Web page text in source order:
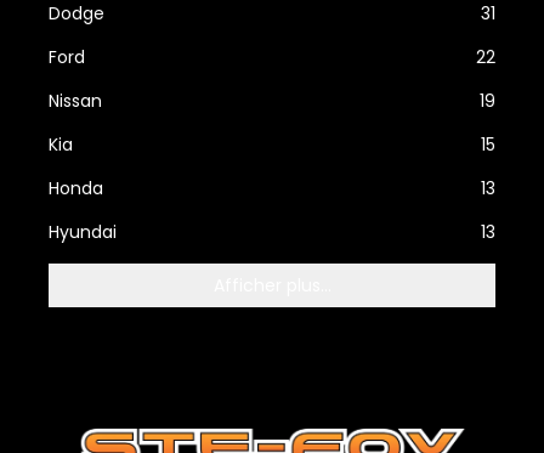
Dodge
31
Ford
22
Nissan
19
Kia
15
Honda
13
Hyundai
13